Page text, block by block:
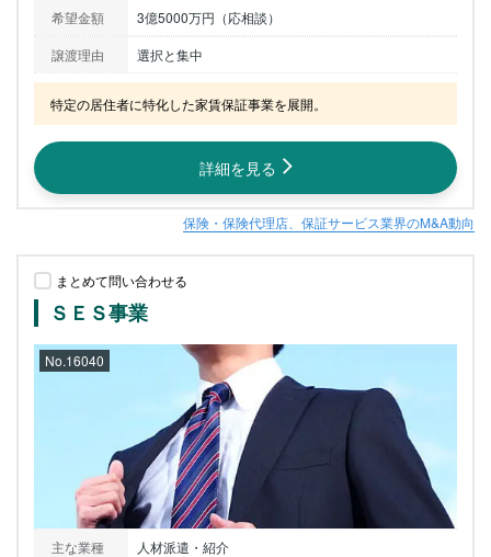
希望金額
3億5000万円（応相談）
譲渡理由
選択と集中
特定の居住者に特化した家賃保証事業を展開。
詳細を見る
保険・保険代理店、保証サービス業界のM&A動向
まとめて問い合わせる
ＳＥＳ事業
No.16040
主な業種
人材派遣・紹介